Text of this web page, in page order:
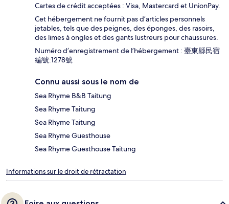
Cartes de crédit acceptées : Visa, Mastercard et UnionPay.
Cet hébergement ne fournit pas d’articles personnels
jetables, tels que des peignes, des éponges, des rasoirs,
des limes à ongles et des gants lustreurs pour chaussures.
Numéro d’enregistrement de l’hébergement : 臺東縣民宿
編號:1278號
Connu aussi sous le nom de
Sea Rhyme B&B Taitung
Sea Rhyme Taitung
Sea Rhyme Taitung
Sea Rhyme Guesthouse
Sea Rhyme Guesthouse Taitung
Informations sur le droit de rétractation